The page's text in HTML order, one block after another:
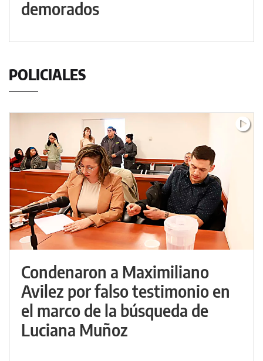
demorados
POLICIALES
Condenaron a Maximiliano
Avilez por falso testimonio en
el marco de la búsqueda de
Luciana Muñoz